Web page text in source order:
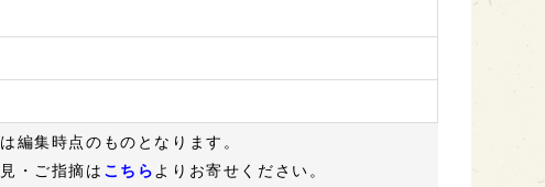
編集時点のものとなります。
・ご指摘は こちら よりお寄せください。